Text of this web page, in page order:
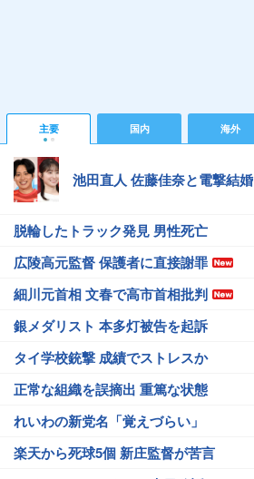
主要 国内 海外
池田直人 佐藤佳奈と電撃結婚
脱輪したトラック発見 男性死亡
広陵高元監督 保護者に直接謝罪
細川元首相 文春で高市首相批判
銀メダリスト 本多灯被告を起訴
タイ学校銃撃 成績でストレスか
正常な組織を誤摘出 重篤な状態
れいわの新党名「覚えづらい」
楽天から死球5個 新庄監督が苦言